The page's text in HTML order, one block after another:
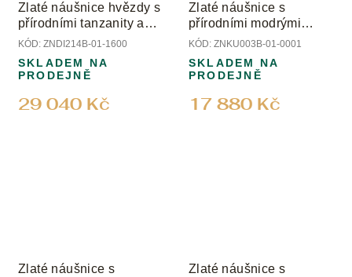
Zlaté náušnice hvězdy s
přírodními tanzanity a
diamanty
KÓD: ZNDI214B-01-1600
29 040 Kč
SKLADEM NA
PRODEJNĚ
Zlaté náušnice s
přírodními modrými
acháty
KÓD: ZNKU003B-01-0001
17 880 Kč
SKLADEM NA
PRODEJNĚ
Zlaté náušnice s
Zlaté náušnice s